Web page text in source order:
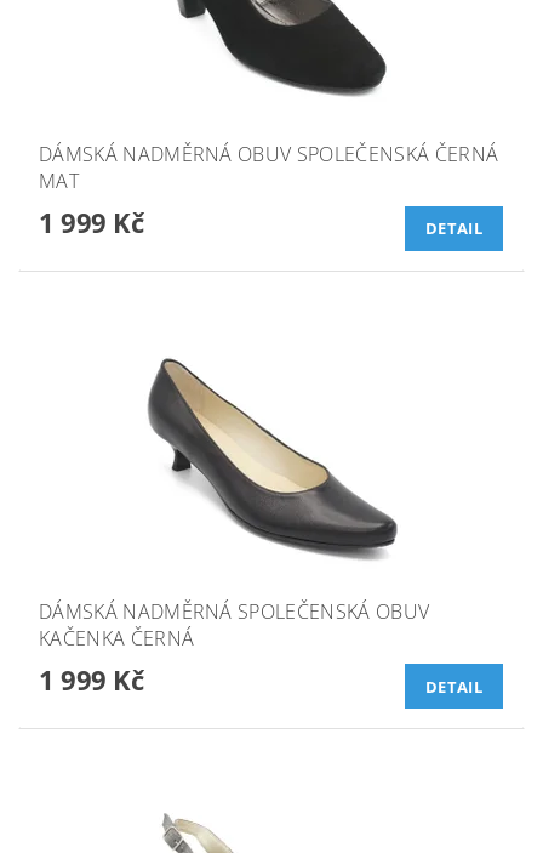
DÁMSKÁ NADMĚRNÁ OBUV SPOLEČENSKÁ ČERNÁ
MAT
1 999 Kč DETAIL
DÁMSKÁ NADMĚRNÁ SPOLEČENSKÁ OBUV
KAČENKA ČERNÁ
1 999 Kč DETAIL